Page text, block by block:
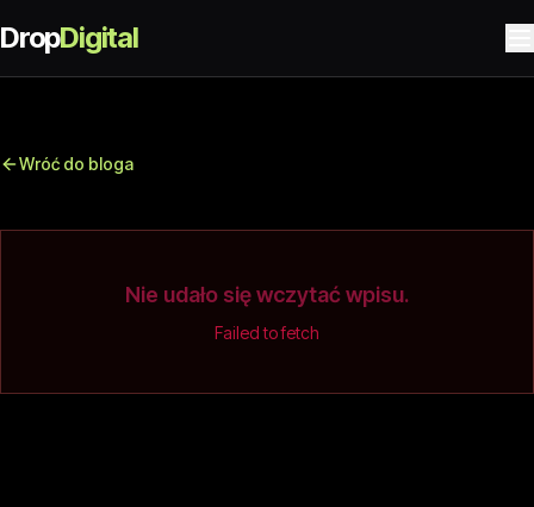
DropDigital
Wróć do bloga
Nie udało się wczytać wpisu.
Failed to fetch